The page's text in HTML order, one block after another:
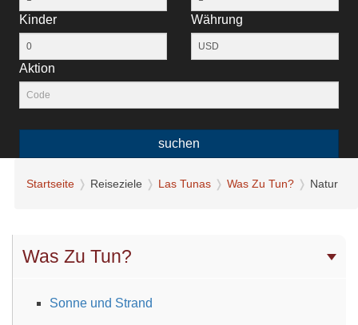
Kinder Währung
Aktion
suchen
Startseite Reiseziele Las Tunas Was Zu Tun? Natur
Was Zu Tun?
Sonne und Strand